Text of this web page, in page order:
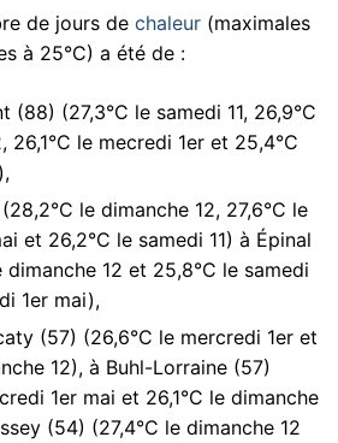
de jours de chaleur (maximales
à 25°C) a été de :
(88) (27,3°C le samedi 11, 26,9°C
26,1°C le mecredi 1er et 25,4°C
le dimanche 12, 27,6°C le
et 26,2°C le samedi 11) à Épinal
dimanche 12 et 25,8°C le samedi
1er mai),
(57) (26,6°C le mercredi 1er et
12), à Buhl-Lorraine (57)
1er mai et 26,1°C le dimanche
(54) (27,4°C le dimanche 12